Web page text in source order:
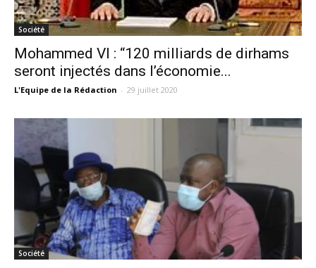
Société
Mohammed VI : “120 milliards de dirhams
seront injectés dans l’économie...
L'Equipe de la Rédaction - 29 juillet 2020
Société